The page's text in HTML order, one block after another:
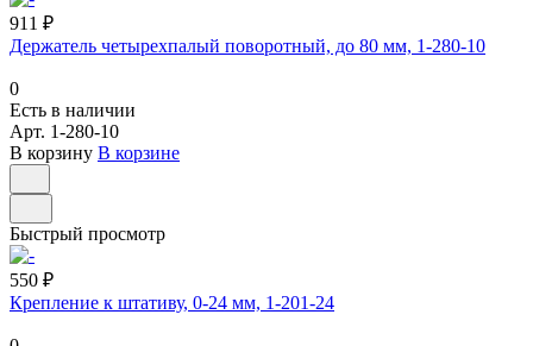
911 ₽
Держатель четырехпалый поворотный, до 80 мм, 1-280-10
0
Есть в наличии
Арт. 1-280-10
В корзину В корзине
Быстрый просмотр
550 ₽
Крепление к штативу, 0-24 мм, 1-201-24